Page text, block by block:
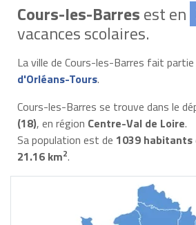
Cours-les-Barresest en
vacances scolaires.
La ville de Cours-les-Barres fait partie
d'Orléans-Tours.
Cours-les-Barres se trouve dans le
(18), en région Centre-Val de Loire.
Sa population est de 1039 habitants
21.16 km2.